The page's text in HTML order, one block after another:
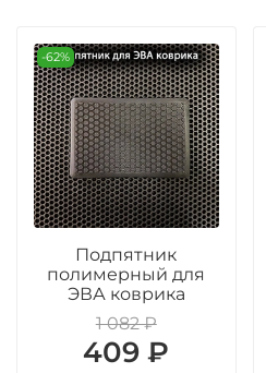
-62%
Подпятник
полимерный для
ЭВА коврика
1 082 ₽
409 ₽